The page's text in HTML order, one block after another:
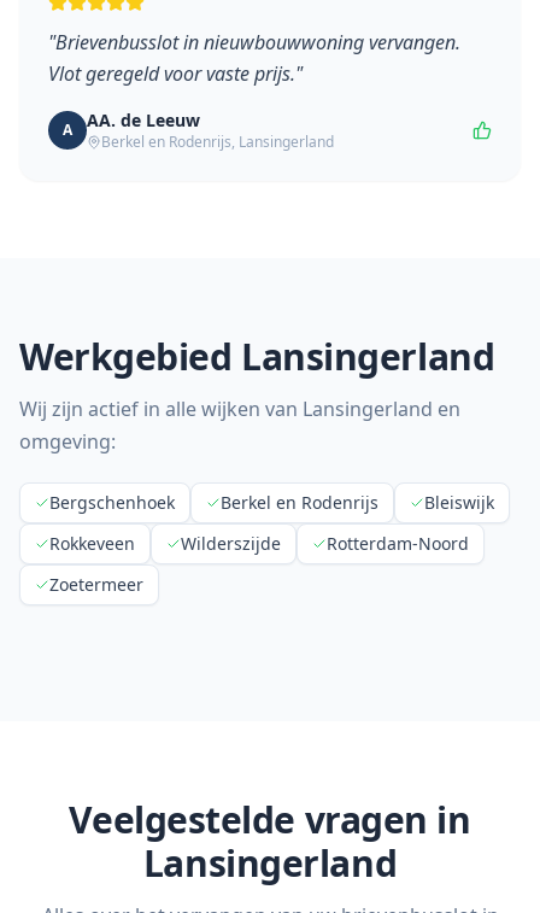
"Brievenbusslot in nieuwbouwwoning vervangen.
Vlot geregeld voor vaste prijs."
A AA. de Leeuw
Berkel en Rodenrijs, Lansingerland
Werkgebied Lansingerland
Wij zijn actief in alle wijken van Lansingerland en
omgeving:
Bergschenhoek Berkel en Rodenrijs
Bleiswijk
Rokkeveen
Wilderszijde
Rotterdam-Noord
Zoetermeer
Veelgestelde vragen in
Lansingerland